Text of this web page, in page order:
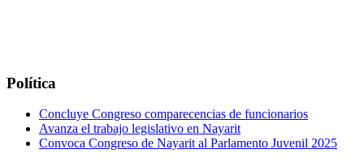
Política
Concluye Congreso comparecencias de funcionarios
Avanza el trabajo legislativo en Nayarit
Convoca Congreso de Nayarit al Parlamento Juvenil 2025